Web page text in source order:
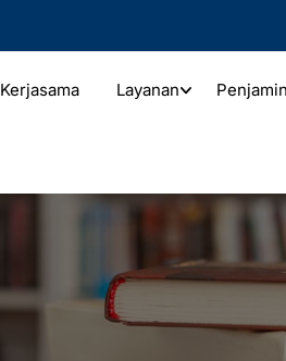
Kerjasama Layanan